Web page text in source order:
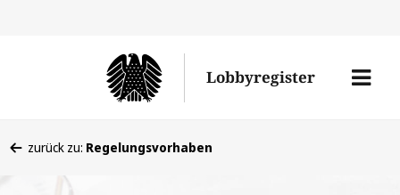
Lobbyregister
Menü
befinden
zurück zu: Regelungsvorhaben